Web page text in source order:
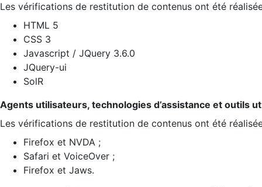
Les vérifications de restitution de contenus ont été
HTML 5
CSS 3
Javascript / JQuery 3.6.0
JQuery-ui
SolR
Agents utilisateurs, technologies d’assistance et outils
Les vérifications de restitution de contenus ont été
Firefox et NVDA ;
Safari et VoiceOver ;
Firefox et Jaws.